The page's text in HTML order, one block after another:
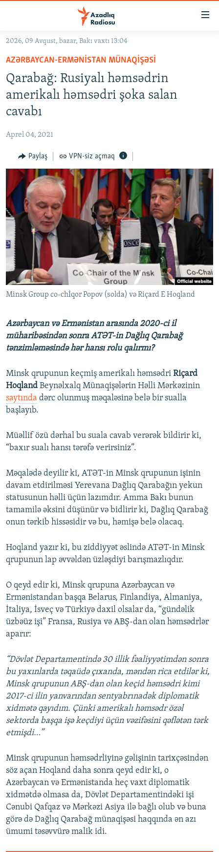
Əsas
qayıt
Əsas
naviqasiyaya
qayıt
Axtarışa
#İZAHLA
KORRUPSIOMETR
#ƏSLINDƏ
QANUNI DOĞRU
ARAŞDIRMA
MULTIMEDIA
VIDEO
FOTOQALEREYA
İNFOQRAFIKA
KARIKATURA
RADIO ARXIV
OXU ZALI
AZƏRBAYCAN ƏDƏBIYYATI KITABXANASI
İSLAM VƏ DEMOKRATIYA
İZ - MƏDƏNIYYƏT PROQRAMI
HAQQIMIZDA
MISSIYAMIZ
PEŞƏ ETIKASI VƏ JURNALISTIKA STANDARTLARIMIZ
MATERIALLARIMIZDAN ISTIFADƏ
AZADLIQRADIOSU MOBIL TELEFONUNUZDA
BIZIMLƏ ƏLAQƏ
BIZI IZLƏ
RFE/RL-in bütün saytları
2026, 09 Avqust, bazar, Bakı vaxtı 13:04
AZƏRBAYCAN-ERMƏNISTAN MÜNAQIŞƏSI
Qarabağ: Rusiyalı həmsədrin
amerikalı həmsədri şoka salan
cavabı
Aprel 04, 2021
Paylaş VPN-siz açmaq
Minsk Group co-chİqor Popov (solda) və Riçard E Hoqland
Azərbaycan və Ermənistan arasında 2020-ci il
müharibəsindən sonra ATƏT-in Dağlıq Qarabağ
tənzimləməsində hər hansı rolu qalırmı?
Minsk qrupunun keçmiş amerikalı həmsədri Riçard
Hoqland Beynəlxalq Münaqişələrin Həlli Mərkəzinin
saytında dərc olunmuş məqaləsinə belə bir sualla
başlayıb.
Müəllif özü dərhal bu suala cavab verərək bildirir ki,
“baxır sualı hansı tərəfə verirsiniz”.
Məqalədə deyilir ki, ATƏT-in Minsk qrupunun işinin
davam etdirilməsi Yerevana Dağlıq Qarabağın yekun
statusunun həlli üçün lazımdır. Amma Bakı bunun
tamamilə əksini düşünür və bidlirir ki, Dağlıq Qarabağ
onun tərkib hissəsidir və bu, həmişə belə olacaq.
Hoqland yazır ki, bu ziddiyyət əslində ATƏT-in Minsk
qrupunun lap əvvəldən üzləşdiyi barışmazlıqdır.
O qeyd edir ki, Minsk qrupuna Azərbaycan və
Ermənistandan başqa Belarus, Finlandiya, Almaniya,
İtaliya, İsveç və Türkiyə daxil olsalar da, “gündəlik
üzbəüz işi” Fransa, Rusiya və ABŞ-dan olan həmsədrlər
aparır:
“Dövlət Departamentində 30 illik fəaliyyətimdən sonra
bu yaxınlarda təqaüdə çıxanda, məndən rica etdilər ki,
Minsk qrupunun ABŞ-dan olan keçid həmsədri kimi
2017-ci ilin yanvarından sentyabrınadək diplomatik
xidmətə qayıdım. Çünki amerikalı həmsədr özəl
sektorda başqa işə keçdiyi üçün vəzifəsini qəflətən tərk
etmişdi…”
Minsk qrupunun həmsədrliyinə gəlişinin tarixçəsindən
söz açan Hoqland daha sonra qeyd edir ki, o
Azərbaycan və Ermənistanda heç vaxt diplomatik
xidmətdə olmasa da, Dövlət Departamentindəki işi
Cənubi Qafqaz və Mərkəzi Asiya ilə bağlı olub və buna
görə də Dağlıq Qarabağ münaqişəsi haqqında ən azı
ümumi təsəvvürə malik idi.